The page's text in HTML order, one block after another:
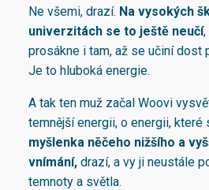
Ne všemi, drazí. Na vysokých
univerzitách se to ještě neučí
prosákne i tam, až se učiní dost
Je to hluboká energie.
A tak ten muž začal Woovi
temnější energii, o energii, které
myšlenka něčeho nižšího a
vnímání, drazí, a vy ji neustále
temnoty a světla.